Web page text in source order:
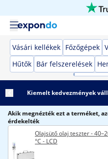
Vásári kellékek Főzőgépek
Hűtők Bár felszerelések
Kiemelt kedvezmények
Akik megnézték ezt a terméket,
érdekelték
Olajsütő olaj teszter -
°C - LCD